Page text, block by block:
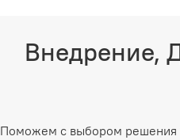
Внедрение,
Поможем с выбором решения